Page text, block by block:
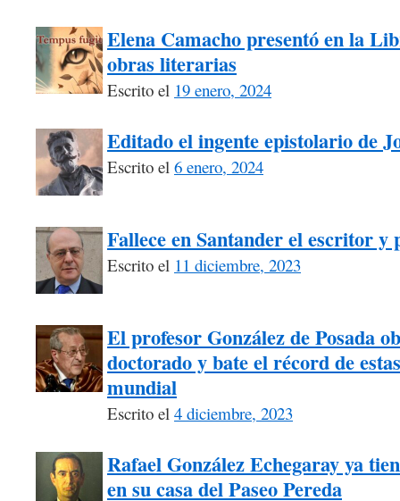
Elena Camacho presentó en la
obras literarias
Escrito el 19 enero, 2024
Editado el ingente epistolario de
Escrito el 6 enero, 2024
Fallece en Santander el escritor y
Escrito el 11 diciembre, 2023
El profesor González de Posada
doctorado y bate el récord de
mundial
Escrito el 4 diciembre, 2023
Rafael González Echegaray ya
en su casa del Paseo Pereda